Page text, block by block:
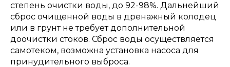
степень очистки воды, до 92-98%. Дальнейший
сброс очищенной воды в дренажный колодец
или в грунт не требует дополнительной
доочистки стоков. Сброс воды осуществляется
самотеком, возможна установка насоса для
принудительного выброса.